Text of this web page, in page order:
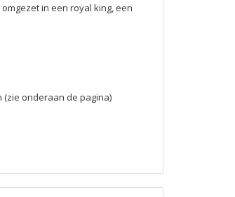
in een royal king, een
onderaan de pagina)